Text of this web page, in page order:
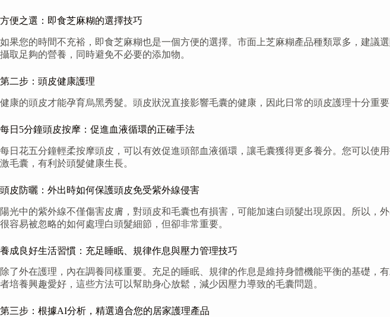
方便之選：即食芝麻糊的選擇技巧
如果您的時間不充裕，即食芝麻糊也是一個方便的選擇。市面上芝麻糊產品種類眾多，建
攝取足夠的營養，同時避免不必要的添加物。
第二步：頭皮健康護理
健康的頭皮才能孕育烏黑秀髮。頭皮狀況直接影響毛囊的健康，因此日常的頭皮護理十分重要
每日5分鐘頭皮按摩：促進血液循環的正確手法
每日花五分鐘輕柔按摩頭皮，可以有效促進頭部血液循環，讓毛囊獲得更多養分。您可以使
激毛囊，有利於頭髮健康生長。
頭皮防曬：外出時如何保護頭皮免受紫外線侵害
陽光中的紫外線不僅傷害皮膚，對頭皮和毛囊也有損害，可能加速白頭髮出現原因。所以
很容易被忽略的如何處理白頭髮細節，但卻非常重要。
養成良好生活習慣：充足睡眠、規律作息與壓力管理技巧
除了外在護理，內在調養同樣重要。充足的睡眠、規律的作息是維持身體機能平衡的基礎
者培養興趣愛好，這些方法可以幫助身心放鬆，減少因壓力導致的毛囊問題。
第三步：根據AI分析，精選適合您的居家護理產品